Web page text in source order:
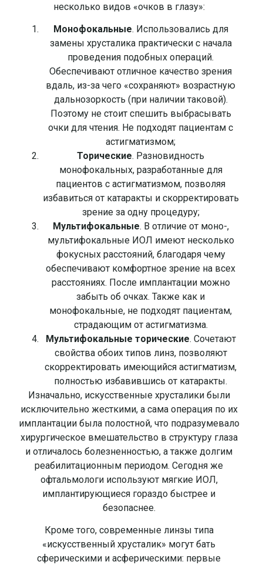
несколько видов «очков в глазу»:
Монофокальные. Использовались для
замены хрусталика практически с начала
проведения подобных операций.
Обеспечивают отличное качество зрения
вдаль, из-за чего «сохраняют» возрастную
дальнозоркость (при наличии таковой).
Поэтому не стоит спешить выбрасывать
очки для чтения. Не подходят пациентам с
астигматизмом;
Торические. Разновидность
монофокальных, разработанные для
пациентов с астигматизмом, позволяя
избавиться от катаракты и скорректировать
зрение за одну процедуру;
Мультифокальные. В отличие от моно-,
мультифокальные ИОЛ имеют несколько
фокусных расстояний, благодаря чему
обеспечивают комфортное зрение на всех
расстояниях. После имплантации можно
забыть об очках. Также как и
монофокальные, не подходят пациентам,
страдающим от астигматизма.
Мультифокальные торические. Сочетают
свойства обоих типов линз, позволяют
скорректировать имеющийся астигматизм,
полностью избавившись от катаракты.
Изначально, искусственные хрусталики были
исключительно жесткими, а сама операция по их
имплантации была полостной, что подразумевало
хирургическое вмешательство в структуру глаза
и отличалось болезненностью, а также долгим
реабилитационным периодом. Сегодня же
офтальмологи используют мягкие ИОЛ,
имплантирующиеся гораздо быстрее и
безопаснее.
Кроме того, современные линзы типа
«искусственный хрусталик» могут бать
сферическими и асферическими: первые